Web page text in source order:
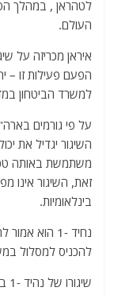
לטהראן , במהלך
העולם.
איראן מכריזה על
הפעם פעילות זו –
למשרד הביטחון
השיגור יגדיל את
משתמשת באותה
זאת, השיגור אינו
בינלאומיות.
נחיד -1 הוא
להכניס למסלול